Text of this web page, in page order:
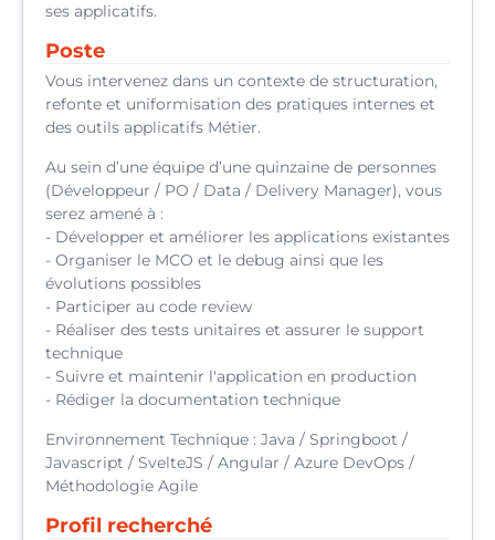
ses applicatifs.
Poste
Vous intervenez dans un contexte de structuration,
refonte et uniformisation des pratiques internes et
des outils applicatifs Métier.
Au sein d’une équipe d’une quinzaine de personnes
(Développeur / PO / Data / Delivery Manager), vous
serez amené à :
- Développer et améliorer les applications existantes
- Organiser le MCO et le debug ainsi que les
évolutions possibles
- Participer au code review
- Réaliser des tests unitaires et assurer le support
technique
- Suivre et maintenir l'application en production
- Rédiger la documentation technique
Environnement Technique : Java / Springboot /
Javascript / SvelteJS / Angular / Azure DevOps /
Méthodologie Agile
Profil recherché